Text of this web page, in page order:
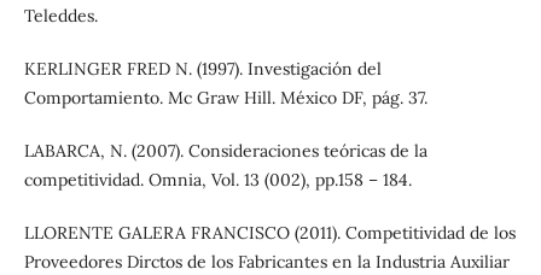
Teleddes.
KERLINGER FRED N. (1997). Investigación del
Comportamiento. Mc Graw Hill. México DF, pág. 37.
LABARCA, N. (2007). Consideraciones teóricas de la
competitividad. Omnia, Vol. 13 (002), pp.158 – 184.
LLORENTE GALERA FRANCISCO (2011). Competitividad de los
Proveedores Dirctos de los Fabricantes en la Industria Auxiliar